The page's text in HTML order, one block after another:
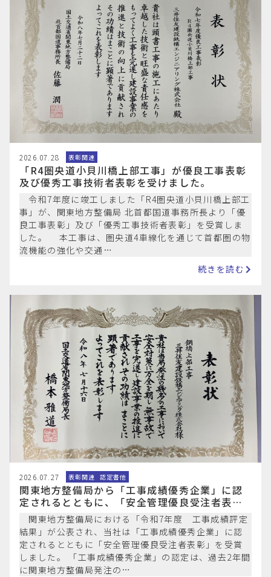
2026.07.28 表彰関連
「R4圏央道小貝川橋上部工事」が優良工事表彰
及び優秀工事技術者表彰を受けました。
令和7年度に竣工しました「R4圏央道小貝川橋上部工
事」が、関東地方整備局 北首都国道事務所長より「優
良工事表彰」及び「優秀工事技術者表彰」を受賞しま
した。 本工事は、圏央道4車線化を通じて首都圏の物
流機能の強化や交通…
続きを読む
2026.07.27 表彰関連 認定書他
関東地方整備局から「工事成績優秀企業」に認
定されるとともに、「安全管理優良受注者表
彰」を受賞しました。
関東地方整備局における「令和7年度 工事成績評定
結果」が公表され、当社は「工事成績優秀企業」に認
定されるとともに「安全管理優良受注者表彰」を受賞
しました。 「工事成績優秀企業」の認定は、過去2年間
に関東地方整備局発注の…